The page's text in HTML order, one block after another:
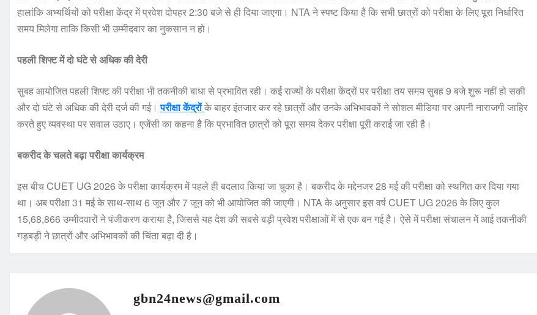
हालांकि अभ्यर्थियों को परीक्षा केंद्र में प्रवेश दोपहर 2:30 बजे से ही दिया जाएगा। NTA ने स्पष्ट किया है कि सभी छात्रों को परीक्षा के लिए पूरा निर्धारित
समय मिलेगा ताकि किसी भी उम्मीदवार का नुकसान न हो।
पहली शिफ्ट में दो घंटे से अधिक की देरी
सुबह आयोजित पहली शिफ्ट की परीक्षा भी तकनीकी बाधा से प्रभावित रही। कई राज्यों के परीक्षा केंद्रों पर परीक्षा तय समय सुबह 9 बजे शुरू नहीं हो सकी
और दो घंटे से अधिक की देरी दर्ज की गई।परीक्षा केंद्रोंके बाहर इंतजार कर रहे छात्रों और उनके अभिभावकों ने सोशल मीडिया पर अपनी नाराजगी जाहिर
करते हुए व्यवस्था पर सवाल उठाए। एजेंसी का कहना है कि प्रभावित छात्रों को पूरा समय देकर परीक्षा पूरी कराई जा रही है।
बकरीद के चलते बढ़ा परीक्षा कार्यक्रम
इस बीच CUET UG 2026 के परीक्षा कार्यक्रम में पहले ही बदलाव किया जा चुका है। बकरीद के मद्देनजर 28 मई की परीक्षा को स्थगित कर दिया गया
था। अब परीक्षा 31 मई के साथ-साथ 6 जून और 7 जून को भी आयोजित की जाएगी। NTA के अनुसार इस वर्ष CUET UG 2026 के लिए कुल
15,68,866 उम्मीदवारों ने पंजीकरण कराया है, जिससे यह देश की सबसे बड़ी प्रवेश परीक्षाओं में से एक बन गई है। ऐसे में परीक्षा संचालन में आई तकनीकी
गड़बड़ी ने छात्रों और अभिभावकों की चिंता बढ़ा दी है।
gbn24news@gmail.com